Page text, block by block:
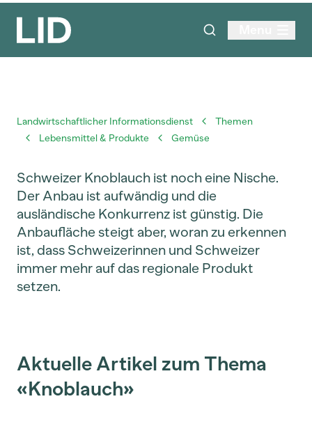
Landwirtschaftlicher Informationsdienst
Themen
Lebensmittel & Produkte
Gemüse
Schweizer Knoblauch ist noch eine Nische.
Der Anbau ist aufwändig und die
ausländische Konkurrenz ist günstig. Die
Anbaufläche steigt aber, woran zu erkennen
ist, dass Schweizerinnen und Schweizer
immer mehr auf das regionale Produkt
setzen.
Aktuelle Artikel zum Thema
«Knoblauch»